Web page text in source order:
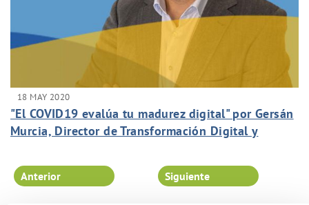
18 MAY 2020
"El COVID19 evalúa tu madurez digital" por Gersán
Murcia, Director de Transformación Digital y
Anterior Siguiente